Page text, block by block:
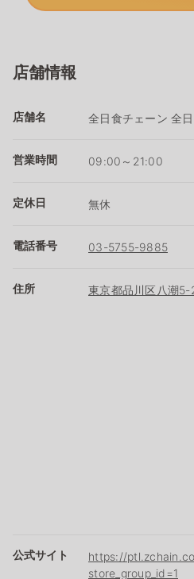
店舗情報
店舗名 全日食チェーン 全
営業時間 09:00～21:00
定休日 無休
電話番号 03-5755-9885
住所 東京都品川区八潮5-
公式サイト
https://
store_group_id=1